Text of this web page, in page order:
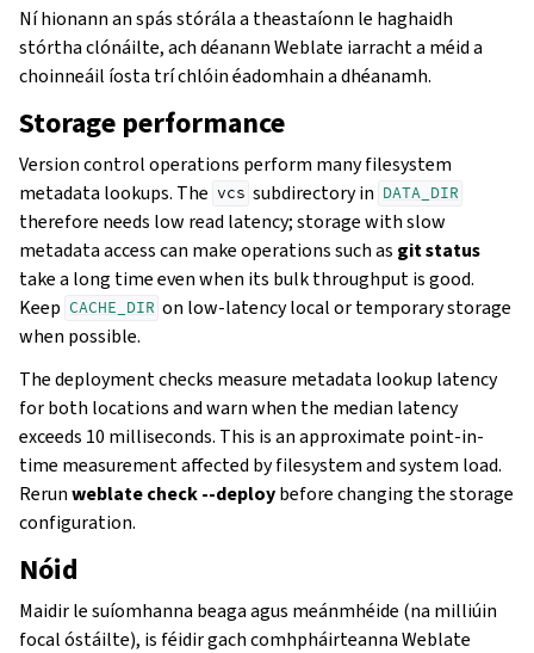
Ní hionann an spás stórála a theastaíonn le haghaidh
stórtha clónáilte, ach déanann Weblate iarracht a méid a
choinneáil íosta trí chlóin éadomhain a dhéanamh.
Storage performance
Version control operations perform many filesystem
metadata lookups. The vcs subdirectory in DATA_DIR
therefore needs low read latency; storage with slow
metadata access can make operations such as git status
take a long time even when its bulk throughput is good.
Keep CACHE_DIR on low-latency local or temporary storage
when possible.
The deployment checks measure metadata lookup latency
for both locations and warn when the median latency
exceeds 10 milliseconds. This is an approximate point-in-
time measurement affected by filesystem and system load.
Rerunweblate check --deploybefore changing the storage
configuration.
Nóid
Maidir le suíomhanna beaga agus meánmhéide (na milliúin
focal óstáilte), is féidir gach comhpháirteanna Weblate